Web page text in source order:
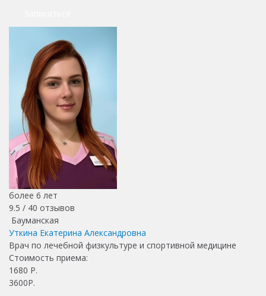
более 6 лет
9.5 / 40 отзывов
Бауманская
Уткина Екатерина Александровна
Врач по лечебной физкультуре и спортивной медицине
Стоимость приема:
1680 Р.
3600Р.